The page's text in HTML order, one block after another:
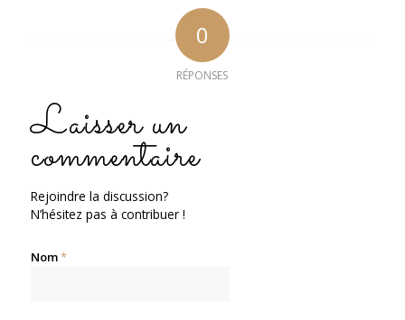
0
RÉPONSES
Laisser un
commentaire
Rejoindre la discussion?
N’hésitez pas à contribuer !
Nom*